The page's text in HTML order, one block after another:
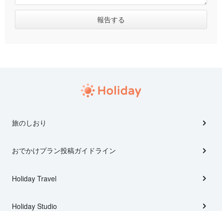
旅のしおり
おでかけプラン投稿ガイドライン
Holiday Travel
Holiday Studio